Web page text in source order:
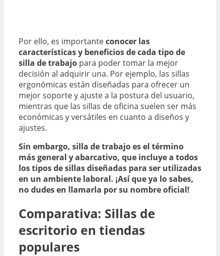
Por ello, es importanteconocer las
características y beneficios de cada tipo de
silla de trabajo para poder tomar la mejor
decisión al adquirir una. Por ejemplo, las sillas
ergonómicas están diseñadas para ofrecer un
mejor soporte y ajuste a la postura del usuario,
mientras que las sillas de oficina suelen ser más
económicas y versátiles en cuanto a diseños y
ajustes.
Sin embargo, silla de trabajoes el término
más general y abarcativo, que incluye a todos
los tipos de sillas diseñadas para ser utilizadas
en un ambiente laboral. ¡Así que ya lo sabes,
no dudes en llamarla por su nombre oficial!
Comparativa: Sillas de
escritorio en tiendas
populares